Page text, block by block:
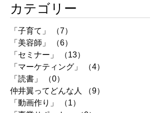
カテゴリー
「子育て」 （7）
「美容師」
（6）
「セミナー」
（13）
「マーケティング」
（4）
「読書」
（0）
仲井翼ってどんな人
（9）
「動画作り」
（1）